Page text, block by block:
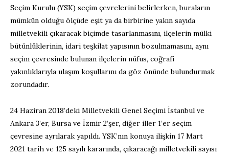
Seçim Kurulu (YSK) seçim çevrelerini belirlerken, buraların
mümkün olduğu ölçüde eşit ya da birbirine yakın sayıda
milletvekili çıkaracak biçimde tasarlanmasını, ilçelerin mülki
bütünlüklerinin, idari teşkilat yapısının bozulmamasını, aynı
seçim çevresinde bulunan ilçelerin nüfus, coğrafi
yakınlıklarıyla ulaşım koşullarını da göz önünde bulundurmak
zorundadır.
24 Haziran 2018’deki Milletvekili Genel Seçimi İstanbul ve
Ankara 3’er, Bursa ve İzmir 2’şer, diğer iller 1’er seçim
çevresine ayrılarak yapıldı. YSK’nın konuya ilişkin 17 Mart
2021 tarih ve 125 sayılı kararında, çıkaracağı milletvekili sayısı